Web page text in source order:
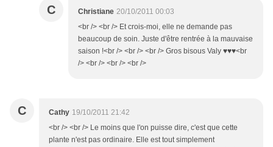
C Christiane 20/10/2011 00:03
<br /> <br /> Et crois-moi, elle ne demande pas
beaucoup de soin. Juste d'être rentrée à la mauvaise
saison !<br /> <br /> <br /> Gros bisous Valy ♥♥♥<br
/> <br /> <br /> <br />
C Cathy 19/10/2011 21:42
<br /> <br /> Le moins que l'on puisse dire, c'est que cette
plante n'est pas ordinaire. Elle est tout simplement